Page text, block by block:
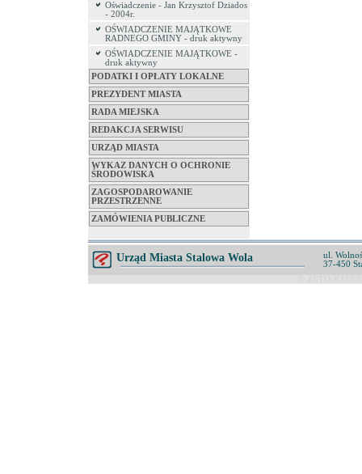
Oświadczenie - Jan Krzysztof Dziados
- 2004r.
OŚWIADCZENIE MAJĄTKOWE
RADNEGO GMINY - druk aktywny
OŚWIADCZENIE MAJĄTKOWE -
druk aktywny
PODATKI I OPŁATY LOKALNE
PREZYDENT MIASTA
RADA MIEJSKA
REDAKCJA SERWISU
URZĄD MIASTA
WYKAZ DANYCH O OCHRONIE
ŚRODOWISKA
ZAGOSPODAROWANIE
PRZESTRZENNE
ZAMÓWIENIA PUBLICZNE
Urząd Miasta Stalowa Wola
ul.
37-450